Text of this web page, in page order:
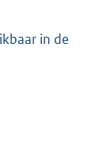
in de